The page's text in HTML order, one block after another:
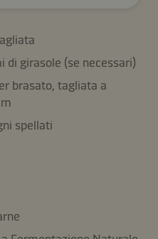
di girasole (se necessari)
brasato, tagliata a
spellati